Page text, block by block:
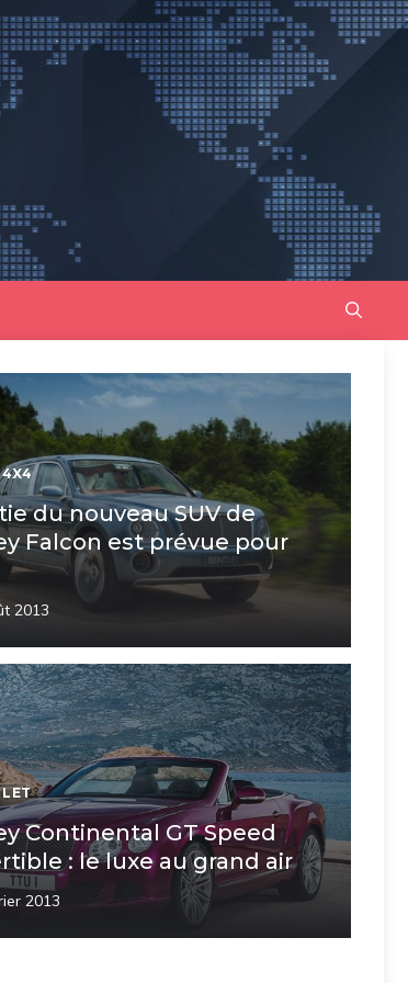
4X4
du nouveau SUV de
Falcon est prévue pour
2013
Continental GT Speed
: le luxe au grand air
2013